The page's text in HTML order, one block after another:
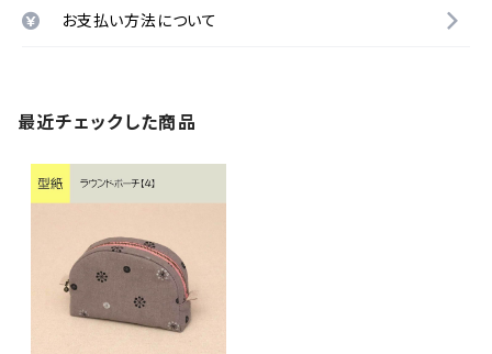
お支払い方法について
最近チェックした商品